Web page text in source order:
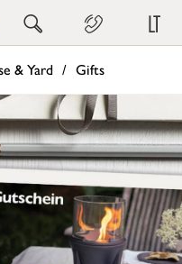
LT
& Yard Gifts